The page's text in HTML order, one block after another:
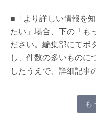
■「より詳しい情報を
たい」場合、下の「も
ださい。編集部にてボ
し、件数の多いものに
したうえで、詳細記事
も